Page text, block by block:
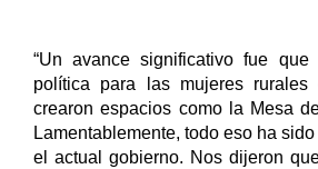
“Un avance significativo fue que
política para las mujeres
crearon espacios como la Mesa
Lamentablemente, todo eso ha
el actual gobierno. Nos dijeron